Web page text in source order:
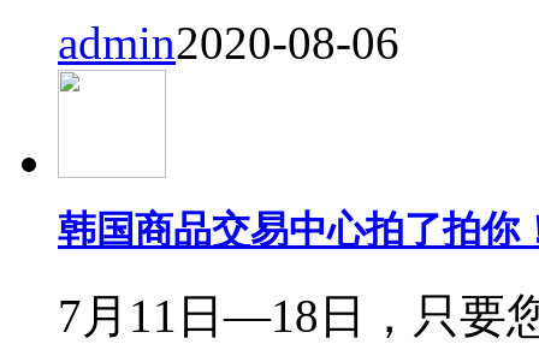
admin2020-08-06
韩国商品交易中心拍了拍你
7月11日—18日，只要